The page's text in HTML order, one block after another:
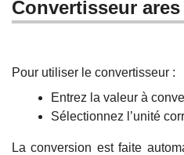
Convertisseur ares
Pour utiliser le convertisseur :
Entrez la valeur à
Sélectionnez l’unité
La conversion est faite